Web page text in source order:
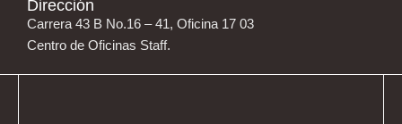
Dirección
Carrera 43 B No.16 – 41, Oficina 17 03
Centro de Oficinas Staff.